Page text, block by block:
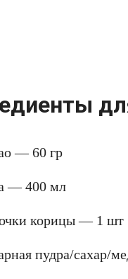
— 60 гр
— 400 мл
корицы — 1 шт
пудра/сахар/